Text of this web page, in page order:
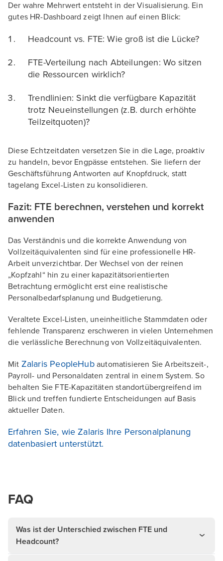
Der wahre Mehrwert entsteht in der Visualisierung. Ein
gutes HR-Dashboard zeigt Ihnen auf einen Blick:
Headcount vs. FTE: Wie groß ist die Lücke?
FTE-Verteilung nach Abteilungen: Wo sitzen
die Ressourcen wirklich?
Trendlinien: Sinkt die verfügbare Kapazität
trotz Neueinstellungen (z.B. durch erhöhte
Teilzeitquoten)?
Diese Echtzeitdaten versetzen Sie in die Lage, proaktiv
zu handeln, bevor Engpässe entstehen. Sie liefern der
Geschäftsführung Antworten auf Knopfdruck, statt
tagelang Excel-Listen zu konsolidieren.
Fazit: FTE berechnen, verstehen und korrekt
anwenden
Das Verständnis und die korrekte Anwendung von
Vollzeitäquivalenten sind für eine professionelle HR-
Arbeit unverzichtbar. Der Wechsel von der reinen
„Kopfzahl“ hin zu einer kapazitätsorientierten
Betrachtung ermöglicht erst eine realistische
Personalbedarfsplanung und Budgetierung.
Veraltete Excel-Listen, uneinheitliche Stammdaten oder
fehlende Transparenz erschweren in vielen Unternehmen
die verlässliche Berechnung von Vollzeitäquivalenten.
Mit Zalaris PeopleHubautomatisieren Sie Arbeitszeit-,
Payroll- und Personaldaten zentral in einem System. So
behalten Sie FTE-Kapazitäten standortübergreifend im
Blick und treffen fundierte Entscheidungen auf Basis
aktueller Daten.
Erfahren Sie, wie Zalaris Ihre Personalplanung
datenbasiert unterstützt.
FAQ
Was ist der Unterschied zwischen FTE und
Headcount?